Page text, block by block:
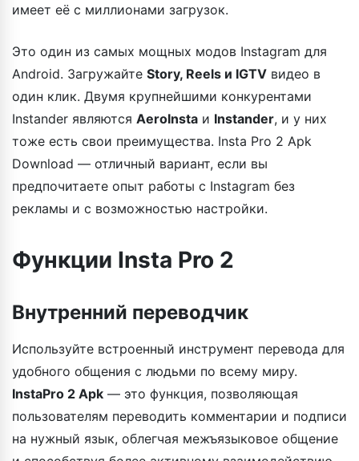
имеет её с миллионами загрузок.
Это один из самых мощных модов Instagram для
Android. Загружайте Story, Reels и IGTV видео в
один клик. Двумя крупнейшими конкурентами
Instander являются AeroInsta и Instander, и у них
тоже есть свои преимущества. Insta Pro 2 Apk
Download — отличный вариант, если вы
предпочитаете опыт работы с Instagram без
рекламы и с возможностью настройки.
Функции Insta Pro 2
Внутренний переводчик
Используйте встроенный инструмент перевода для
удобного общения с людьми по всему миру.
InstaPro 2 Apk — это функция, позволяющая
пользователям переводить комментарии и подписи
на нужный язык, облегчая межъязыковое общение